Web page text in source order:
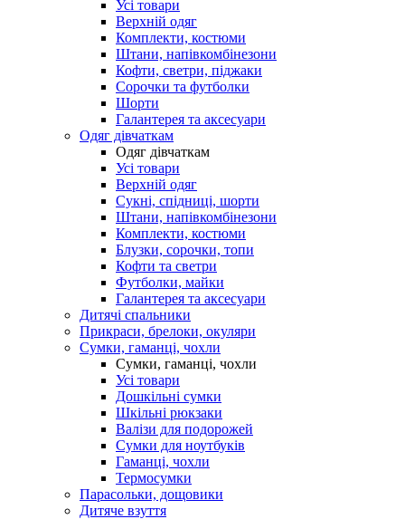
Усі товари
Верхній одяг
Комплекти, костюми
Штани, напівкомбінезони
Кофти, светри, піджаки
Сорочки та футболки
Шорти
Галантерея та аксесуари
Одяг дівчаткам
Одяг дівчаткам
Усі товари
Верхній одяг
Сукні, спідниці, шорти
Штани, напівкомбінезони
Комплекти, костюми
Блузки, сорочки, топи
Кофти та светри
Футболки, майки
Галантерея та аксесуари
Дитячі спальники
Прикраси, брелоки, окуляри
Сумки, гаманці, чохли
Сумки, гаманці, чохли
Усі товари
Дошкільні сумки
Шкільні рюкзаки
Валізи для подорожей
Сумки для ноутбуків
Гаманці, чохли
Термосумки
Парасольки, дощовики
Дитяче взуття